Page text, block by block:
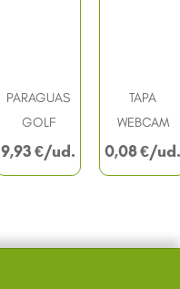
PARAGUAS
GOLF
9,93€
TAPA
WEBCAM
0,08€